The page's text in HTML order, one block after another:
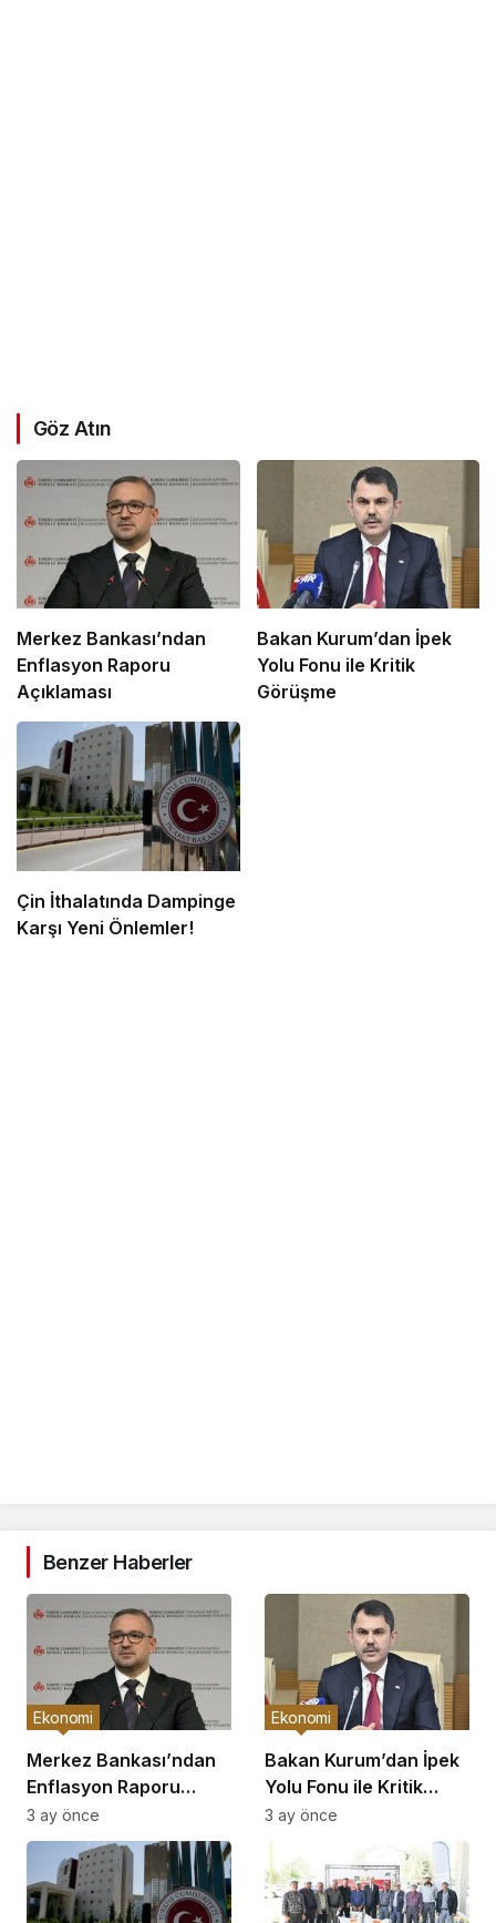
Göz Atın
Merkez Bankası’ndan
Enflasyon Raporu
Açıklaması
Bakan Kurum’dan İpek
Yolu Fonu ile Kritik
Görüşme
Çin İthalatında Dampinge
Karşı Yeni Önlemler!
Benzer Haberler
Merkez Bankası’ndan
Enflasyon Raporu
Açıklaması
Ekonomi
3 ay önce
Bakan Kurum’dan İpek
Yolu Fonu ile Kritik
Görüşme
Ekonomi
3 ay önce